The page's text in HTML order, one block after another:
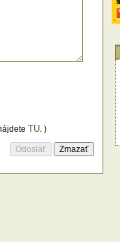
TU. )